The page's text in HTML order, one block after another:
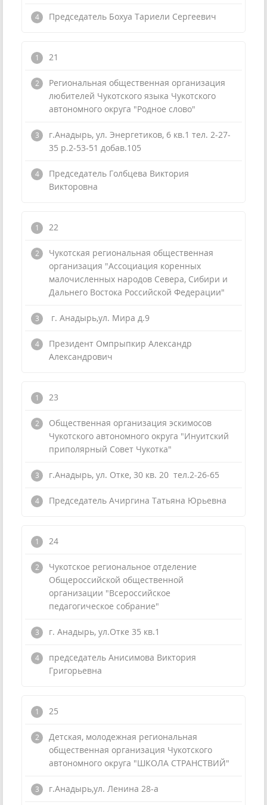
Председатель Бохуа Тариели Сергеевич
21
Региональная общественная организация
любителей Чукотского языка Чукотского
автономного округа "Родное слово"
г.Анадырь, ул. Энергетиков, 6 кв.1 тел. 2-27-
35 р.2-53-51 добав.105
Председатель Голбцева Виктория
Викторовна
22
Чукотская региональная общественная
организация "Ассоциация коренных
малочисленных народов Севера, Сибири и
Дальнего Востока Российской Федерации"
г. Анадырь,ул. Мира д.9
Президент Омпрыпкир Александр
Александрович
23
Общественная организация эскимосов
Чукотского автономного округа "Инуитский
приполярный Совет Чукотка"
г.Анадырь, ул. Отке, 30 кв. 20 тел.2-26-65
Председатель Ачиргина Татьяна Юрьевна
24
Чукотское региональное отделение
Общероссийской общественной
организации "Всероссийское
педагогическое собрание"
г. Анадырь, ул.Отке 35 кв.1
председатель Анисимова Виктория
Григорьевна
25
Детская, молодежная региональная
общественная организация Чукотского
автономного округа "ШКОЛА СТРАНСТВИЙ"
г.Анадырь,ул. Ленина 28-а